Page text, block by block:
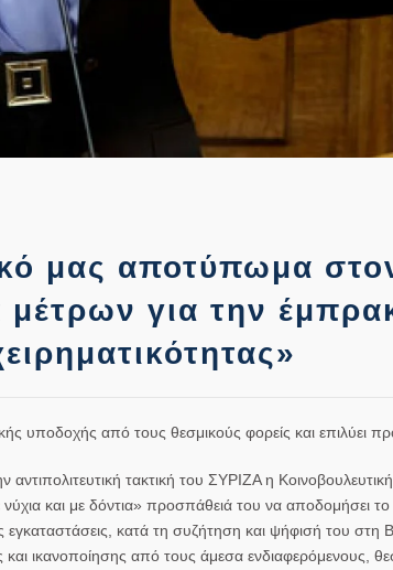
μας αποτύπωμα
μέτρων για την
υποδοχής από τους θεσμικούς φορείς και επιλύει
αντιπολιτευτική τακτική του ΣΥΡΙΖΑ η
και με δόντια» προσπάθειά του να αποδομήσει
εγκαταστάσεις, κατά τη συζήτηση και ψήφισή του
ικανοποίησης από τους άμεσα ενδιαφερόμενους,